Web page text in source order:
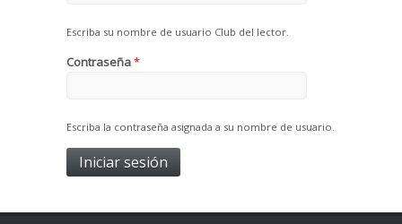
Escriba su nombre de usuario Club del lector.
Contraseña*
Escriba la contraseña asignada a su nombre de usuario.